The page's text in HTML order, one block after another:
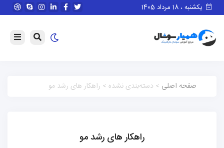
یکشنبه ، 18 مرداد 1405
صفحه اصلی > دسته‌بندی نشده > راهکار های رشد مو
راهکار های رشد مو